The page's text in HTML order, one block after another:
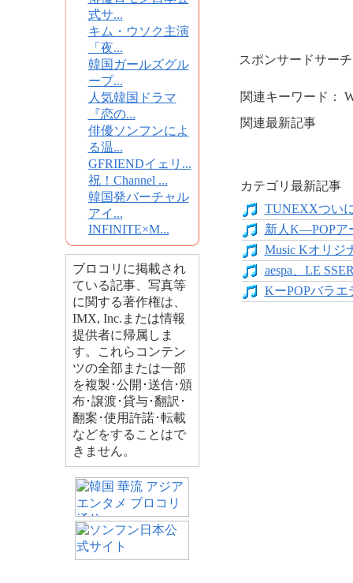
式サ...
キム・ウソク主演
「夜...
韓国ガールズグル
ープ...
人気韓国ドラマ
『恋の...
俳優ソンフンによ
る温...
GFRIENDイェリ...
祝！Channel ...
韓国発バーチャル
アイ...
INFINITE×M...
ブロコリに掲載され
ている記事、写真等
に関する著作権は、
IMX, Inc.または情報
提供者に帰属しま
す。これらコンテン
ツの全部または一部
を複製･公開･送信･頒
布･譲渡･貸与･翻訳･
翻案･使用許諾･転載
などをすることはで
きません。
スポンサードサーチ
関連キーワード：
関連最新記事
カテゴリ最新記事
TUNEXXつい
新人K―POPア
Music Kオリジ
aespa、LE
KーPOPバラエ